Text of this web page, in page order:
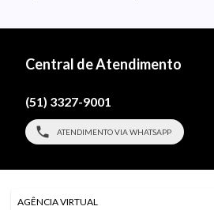
Central de Atendimento
(51) 3327-9001
ATENDIMENTO VIA WHATSAPP
AGÊNCIA VIRTUAL